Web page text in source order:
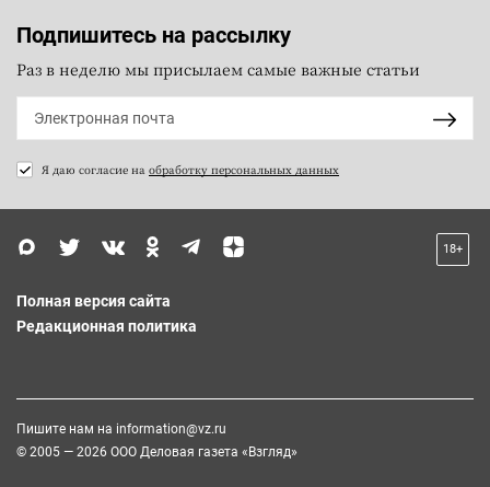
Подпишитесь на рассылку
Раз в неделю мы присылаем самые важные статьи
Я даю согласие на обработку персональных данных
18+
Полная версия сайта
Редакционная политика
Пишите нам на information@vz.ru
© 2005 — 2026 ООО Деловая газета «Взгляд»